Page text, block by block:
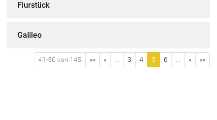
Flurstück
Galileo
41-50 von 145 «« « 3 4 5 6 » »»